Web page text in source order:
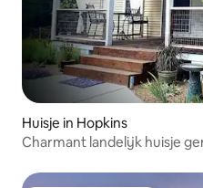
Huisje in Hopkins
Charmant landelijk huisje